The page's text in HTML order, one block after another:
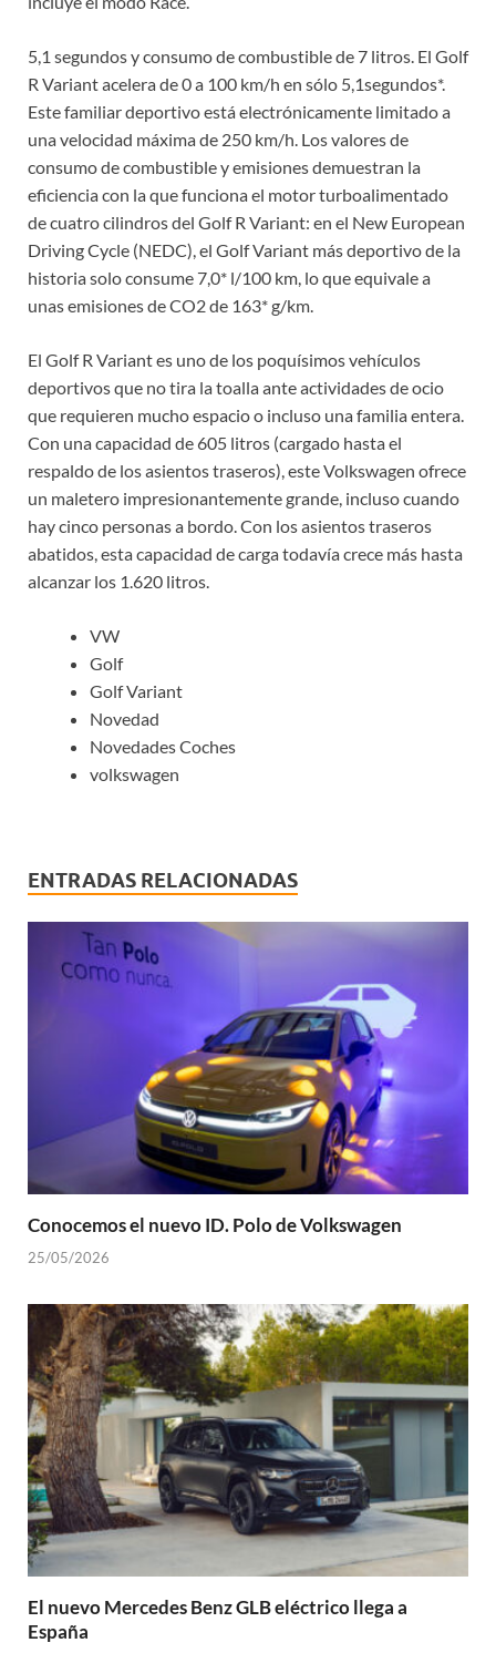
5,1 segundos y consumo de combustible de 7 litros. El Golf
R Variant acelera de 0 a 100 km/h en sólo 5,1segundos*.
Este familiar deportivo está electrónicamente limitado a
una velocidad máxima de 250 km/h. Los valores de
consumo de combustible y emisiones demuestran la
eficiencia con la que funciona el motor turboalimentado
de cuatro cilindros del Golf R Variant: en el New European
Driving Cycle (NEDC), el Golf Variant más deportivo de la
historia solo consume 7,0* l/100 km, lo que equivale a
unas emisiones de CO2 de 163* g/km.
El Golf R Variant es uno de los poquísimos vehículos
deportivos que no tira la toalla ante actividades de ocio
que requieren mucho espacio o incluso una familia entera.
Con una capacidad de 605 litros (cargado hasta el
respaldo de los asientos traseros), este Volkswagen ofrece
un maletero impresionantemente grande, incluso cuando
hay cinco personas a bordo. Con los asientos traseros
abatidos, esta capacidad de carga todavía crece más hasta
alcanzar los 1.620 litros.
VW
Golf
Golf Variant
Novedad
Novedades Coches
volkswagen
ENTRADAS RELACIONADAS
Conocemos el nuevo ID. Polo de Volkswagen
25/05/2026
El nuevo Mercedes Benz GLB eléctrico llega a
España